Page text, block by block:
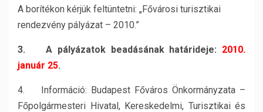
A borítékon kérjük feltüntetni: „Fővárosi turisztikai
rendezvény pályázat – 2010.”
3. A pályázatok beadásának határideje: 2010.
január 25.
4. Információ: Budapest Főváros Önkormányzata –
Főpolgármesteri Hivatal, Kereskedelmi, Turisztikai és